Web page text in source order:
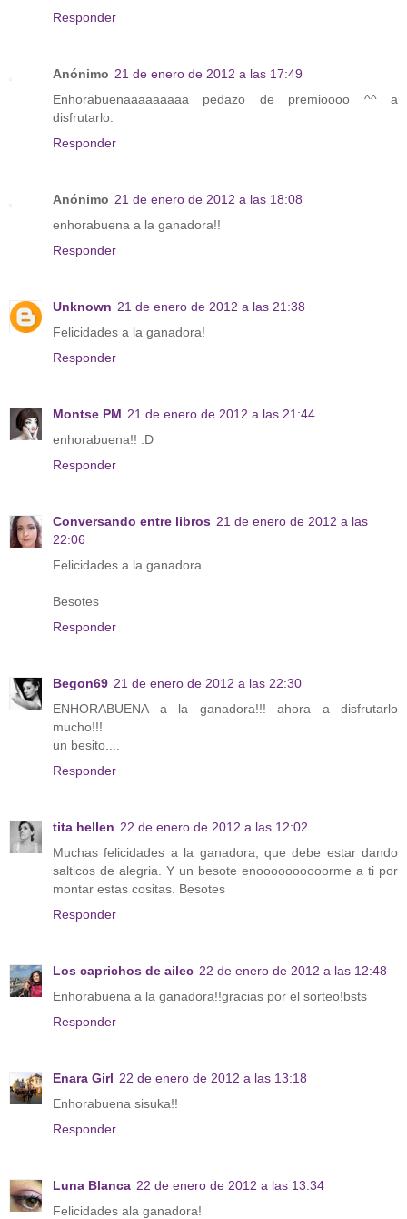
Responder
Anónimo 21 de enero de 2012 a las 17:49
Enhorabuenaaaaaaaaa pedazo de premioooo ^^ a
disfrutarlo.
Responder
Anónimo 21 de enero de 2012 a las 18:08
enhorabuena a la ganadora!!
Responder
Unknown 21 de enero de 2012 a las 21:38
Felicidades a la ganadora!
Responder
Montse PM 21 de enero de 2012 a las 21:44
enhorabuena!! :D
Responder
Conversando entre libros 21 de enero de 2012 a las
22:06
Felicidades a la ganadora.
Besotes
Responder
Begon69 21 de enero de 2012 a las 22:30
ENHORABUENA a la ganadora!!! ahora a disfrutarlo
mucho!!!
un besito....
Responder
tita hellen 22 de enero de 2012 a las 12:02
Muchas felicidades a la ganadora, que debe estar dando
salticos de alegria. Y un besote enoooooooooorme a ti por
montar estas cositas. Besotes
Responder
Los caprichos de ailec 22 de enero de 2012 a las 12:48
Enhorabuena a la ganadora!!gracias por el sorteo!bsts
Responder
Enara Girl 22 de enero de 2012 a las 13:18
Enhorabuena sisuka!!
Responder
Luna Blanca 22 de enero de 2012 a las 13:34
Felicidades ala ganadora!